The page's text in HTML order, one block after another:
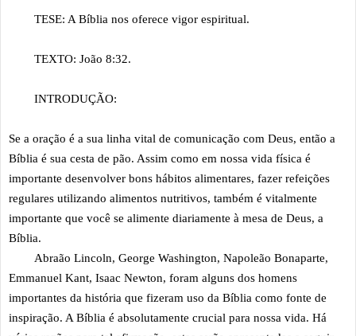
TESE: A Bíblia nos oferece vigor espiritual.
TEXTO: João 8:32.
INTRODUÇÃO:
Se a oração é a sua linha vital de comunicação com Deus, então a
Bíblia é sua cesta de pão. Assim como em nossa vida física é
importante desenvolver bons hábitos alimentares, fazer refeições
regulares utilizando alimentos nutritivos, também é vitalmente
importante que você se alimente diariamente à mesa de Deus, a
Bíblia.
Abraão Lincoln, George Washington, Napoleão Bonaparte,
Emmanuel Kant, Isaac Newton, foram alguns dos homens
importantes da história que fizeram uso da Bíblia como fonte de
inspiração. A Bíblia é absolutamente crucial para nossa vida. Há